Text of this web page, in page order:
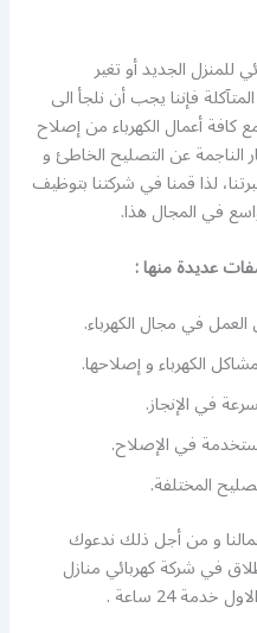
للمنزل الجديد أو تغير
فإننا يجب أن نلجأ الى
كافة أعمال الكهرباء من إصلاح
الناجمة عن التصليح الخاطئ و
لذا قمنا في شركتنا بتوظيف
في المجال هذا.
عديدة منها :
في مجال الكهرباء.
الكهرباء و إصلاحها.
في الإنجاز.
في الإصلاح.
المختلفة.
و من أجل ذلك ندعوك
في شركة كهربائي منازل
24 ساعة .